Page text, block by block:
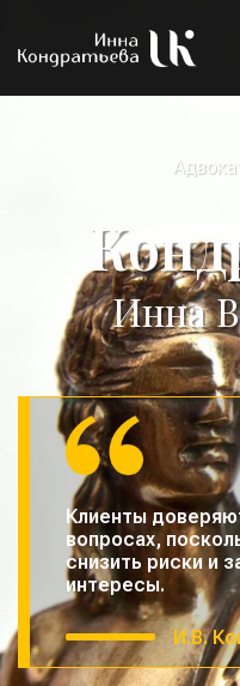
Инна
Клиенты
вопросах,
снизить риски и
интересы.
И.В.